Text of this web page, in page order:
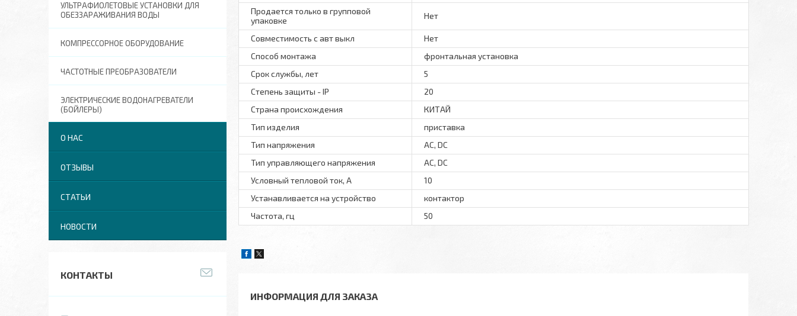
Продается только в групповой
упаковке
Нет
Совместимость с авт выкл
Нет
Способ монтажа
фронтальная установка
Срок службы, лет
5
Степень защиты - IP
20
Страна происхождения
КИТАЙ
Тип изделия
приставка
Тип напряжения
AC, DC
Тип управляющего напряжения
AC, DC
Условный тепловой ток, А
10
Устанавливается на устройство
контактор
Частота, гц
50
ИНФОРМАЦИЯ ДЛЯ ЗАКАЗА
УЛЬТРАФИОЛЕТОВЫЕ УСТАНОВКИ ДЛЯ
ОБЕЗЗАРАЖИВАНИЯ ВОДЫ
КОМПРЕССОРНОЕ ОБОРУДОВАНИЕ
ЧАСТОТНЫЕ ПРЕОБРАЗОВАТЕЛИ
ЭЛЕКТРИЧЕСКИЕ ВОДОНАГРЕВАТЕЛИ
(БОЙЛЕРЫ)
О НАС
ОТЗЫВЫ
СТАТЬИ
НОВОСТИ
КОНТАКТЫ